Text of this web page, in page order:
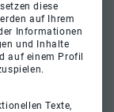
diese
auf Ihrem
Informationen
und Inhalte
auf einem Profil
Texte,